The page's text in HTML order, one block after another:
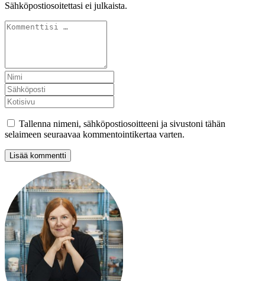
Sähköpostiosoitettasi ei julkaista.
Tallenna nimeni, sähköpostiosoitteeni ja sivustoni tähän
selaimeen seuraavaa kommentointikertaa varten.